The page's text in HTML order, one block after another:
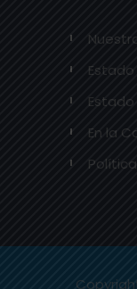
Estado
Estado
En la